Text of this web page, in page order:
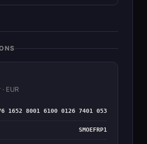
EUR
1652 8001 6100 0126 7401 053
SMOEFRP1